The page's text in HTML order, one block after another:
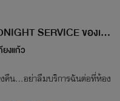
SERVICE ของเล่น
ยงแก้ว
คืน...อย่าลืมบริการฉันต่อที่ห้อง